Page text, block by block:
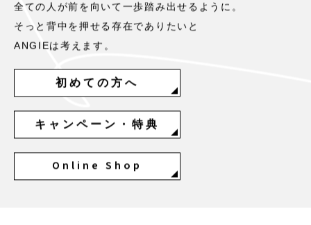
全ての人が前を向いて一歩踏み出せるように。
そっと背中を押せる存在でありたいと
ANGIEは考えます。
初めての方へ
キャンペーン・特典
Online Shop